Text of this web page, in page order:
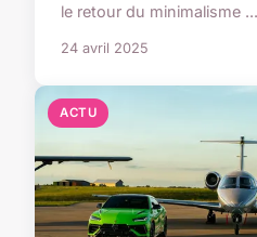
le retour du minimalisme ...
24 avril 2025
ACTU